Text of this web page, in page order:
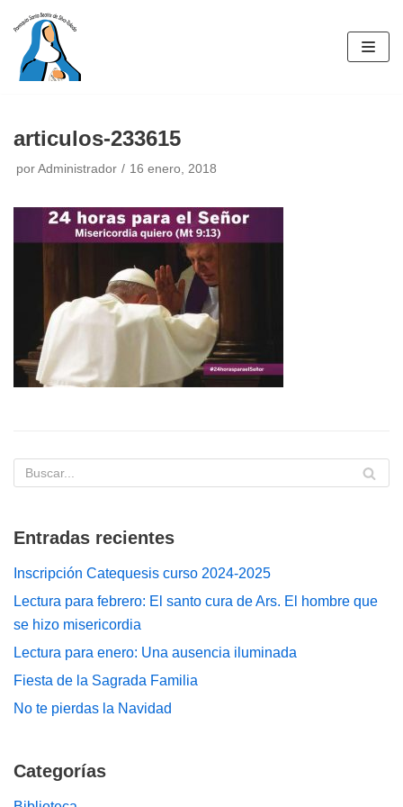
Saltar
contenido
articulos-233615
por Administrador 16 enero, 2018
Entradas recientes
Inscripción Catequesis curso 2024-2025
Lectura para febrero: El santo cura de Ars. El hombre que
se hizo misericordia
Lectura para enero: Una ausencia iluminada
Fiesta de la Sagrada Familia
No te pierdas la Navidad
Categorías